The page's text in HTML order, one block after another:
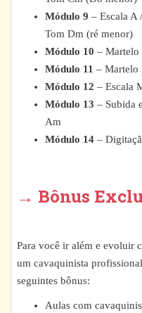
Módulo 9 – Escala A
Tom Dm (ré menor)
Módulo 10 – Martelo
Módulo 11 – Martelo
Módulo 12 – Escala
Módulo 13 – Subida
Am
Módulo 14 –
→ Bônus
Para você ir além e evoluir
um cavaquinista
seguintes bônus:
Aulas com